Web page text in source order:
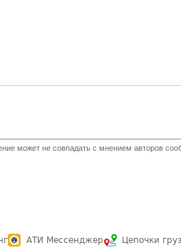
может не совпадать с мнением авторов
АТИ Мессенджер Цепочки